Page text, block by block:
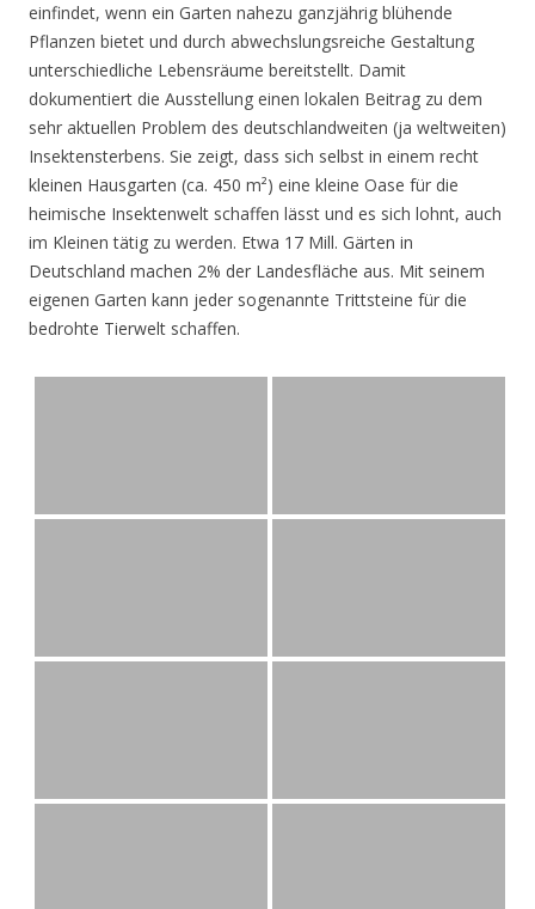
einfindet, wenn ein Garten nahezu ganzjährig blühende
Pflanzen bietet und durch abwechslungsreiche Gestaltung
unterschiedliche Lebensräume bereitstellt. Damit
dokumentiert die Ausstellung einen lokalen Beitrag zu dem
sehr aktuellen Problem des deutschlandweiten (ja weltweiten)
Insektensterbens. Sie zeigt, dass sich selbst in einem recht
kleinen Hausgarten (ca. 450 m²) eine kleine Oase für die
heimische Insektenwelt schaffen lässt und es sich lohnt, auch
im Kleinen tätig zu werden. Etwa 17 Mill. Gärten in
Deutschland machen 2% der Landesfläche aus. Mit seinem
eigenen Garten kann jeder sogenannte Trittsteine für die
bedrohte Tierwelt schaffen.